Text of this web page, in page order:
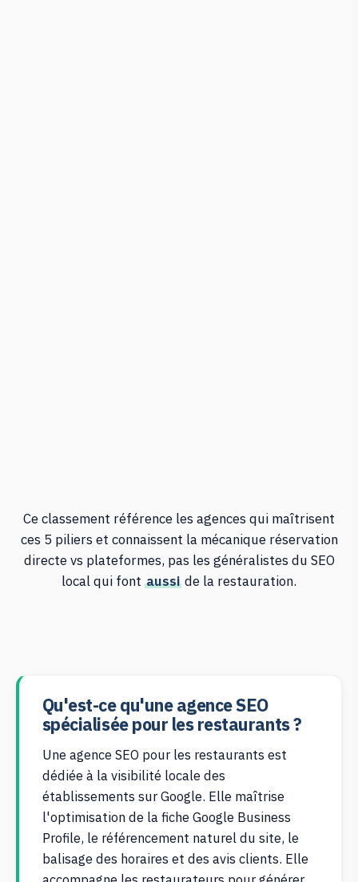
Ce classement référence les agences qui maîtrisent
ces 5 piliers et connaissent la mécanique réservation
directe vs plateformes, pas les généralistes du SEO
local qui font aussi de la restauration.
Qu'est-ce qu'une agence SEO
spécialisée pour les restaurants ?
Une agence SEO pour les restaurants est
dédiée à la visibilité locale des
établissements sur Google. Elle maîtrise
l'optimisation de la fiche Google Business
Profile, le référencement naturel du site, le
balisage des horaires et des avis clients. Elle